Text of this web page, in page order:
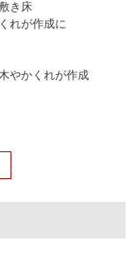
き床
れが作成に
やかくれが作成